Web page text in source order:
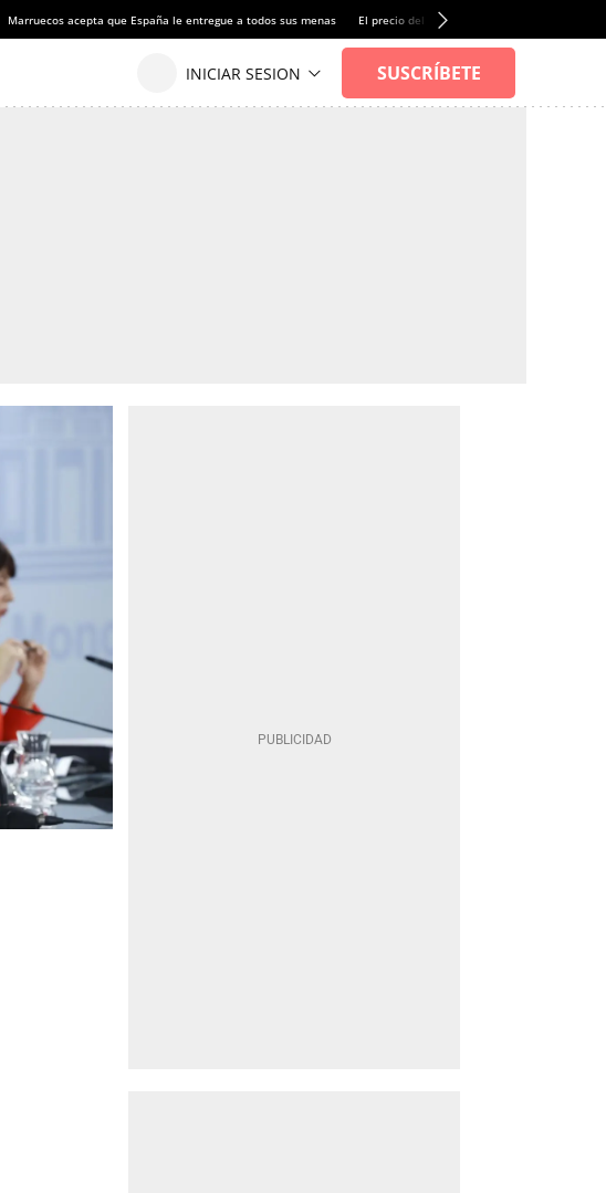
Marruecos acepta que España le entregue a todos sus menas El precio del alquiler de vivienda baja por